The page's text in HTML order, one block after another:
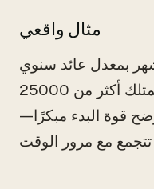
مثال واقعي
في الشهر بمعدل عائد سنوي
متوسط قدره 7%، يمكنك أن تمتلك أكثر من 25000
هذا يوضح قوة البدء مبكرًا—